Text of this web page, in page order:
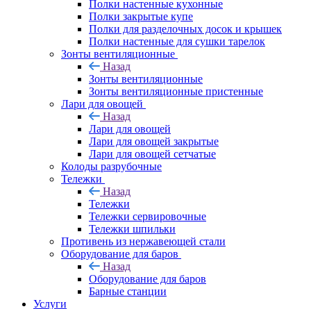
Полки настенные кухонные
Полки закрытые купе
Полки для разделочных досок и крышек
Полки настенные для сушки тарелок
Зонты вентиляционные
Назад
Зонты вентиляционные
Зонты вентиляционные пристенные
Лари для овощей
Назад
Лари для овощей
Лари для овощей закрытые
Лари для овощей сетчатые
Колоды разрубочные
Тележки
Назад
Тележки
Тележки сервировочные
Тележки шпильки
Противень из нержавеющей стали
Оборудование для баров
Назад
Оборудование для баров
Барные станции
Услуги